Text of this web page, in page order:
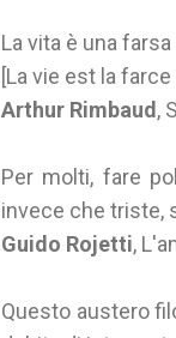
La vita è una
[La vie est la
Arthur Rimbaud ,
Per molti, fare
invece che triste,
Guido Rojetti,
Questo austero